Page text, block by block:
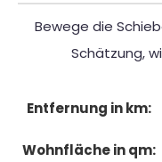
Bewege die
Schätzung,
Entfernung in km:
Wohnfläche in qm: